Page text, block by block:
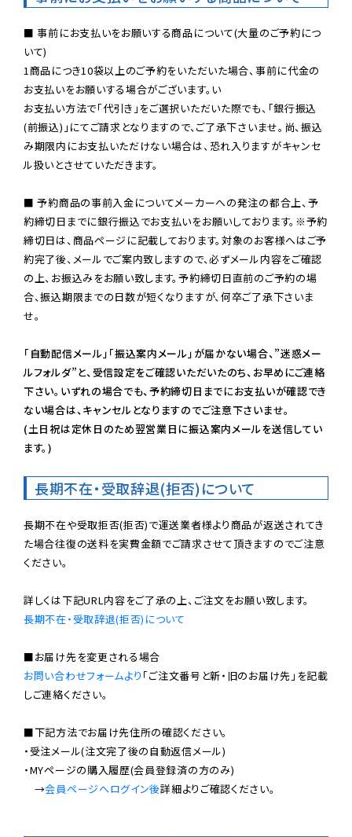
■ 事前にお支払いをお願いする商品について(大量のご予約につ
いて)
1商品につき10袋以上のご予約をいただいた場合、事前に代金の
お支払いをお願いする場合がございます。い
お支払い方法で「代引き」をご選択いただいた際でも、「銀行振込
(前振込)」にてご請求となりますので、ご了承下さいませ。尚、振込
み期限内にお支払いただけない場合は、恐れ入りますがキャンセ
ル扱いとさせていただきます。
■ 予約商品の事前入金についてメーカーへの発注の都合上、予
約締切日までに銀行振込でお支払いをお願いしております。※予約
締切日は、商品ページに記載しております。対象のお客様へはご予
約完了後、メールでご案内致しますので、必ずメール内容をご確認
の上、お振込みをお願い致します。予約締切日直前のご予約の場
合、振込期限までの日数が短くなりますが、何卒ご了承下さいま
せ。
「自動配信メール」「振込案内メール」が届かない場合、”迷惑メー
ルフォルダ”と、受信設定をご確認いただいたのち、お早めにご連絡
下さい。いずれの場合でも、予約締切日までにお支払いが確認でき
ない場合は、キャンセルとなりますのでご注意下さいませ。
(土日祝は定休日のため翌営業日に振込案内メールを送信してい
ます。)
長期不在・受取辞退(拒否)について
長期不在や受取拒否(拒否)で運送業者様より商品が返送されてき
た場合往復の送料を実費金額でご請求させて頂きますのでご注意
ください。
長期不在・受取辞退(拒否)について
お問い合わせフォームより 「ご注文番号と新・旧のお届け先」を記載
しご連絡ください。
■下記方法でお届け先住所の確認ください。
・受注メール(注文完了後の自動返信メール)
・MYページの購入履歴(会員登録済の方のみ)
→会員ページへログイン後詳細よりご確認ください。